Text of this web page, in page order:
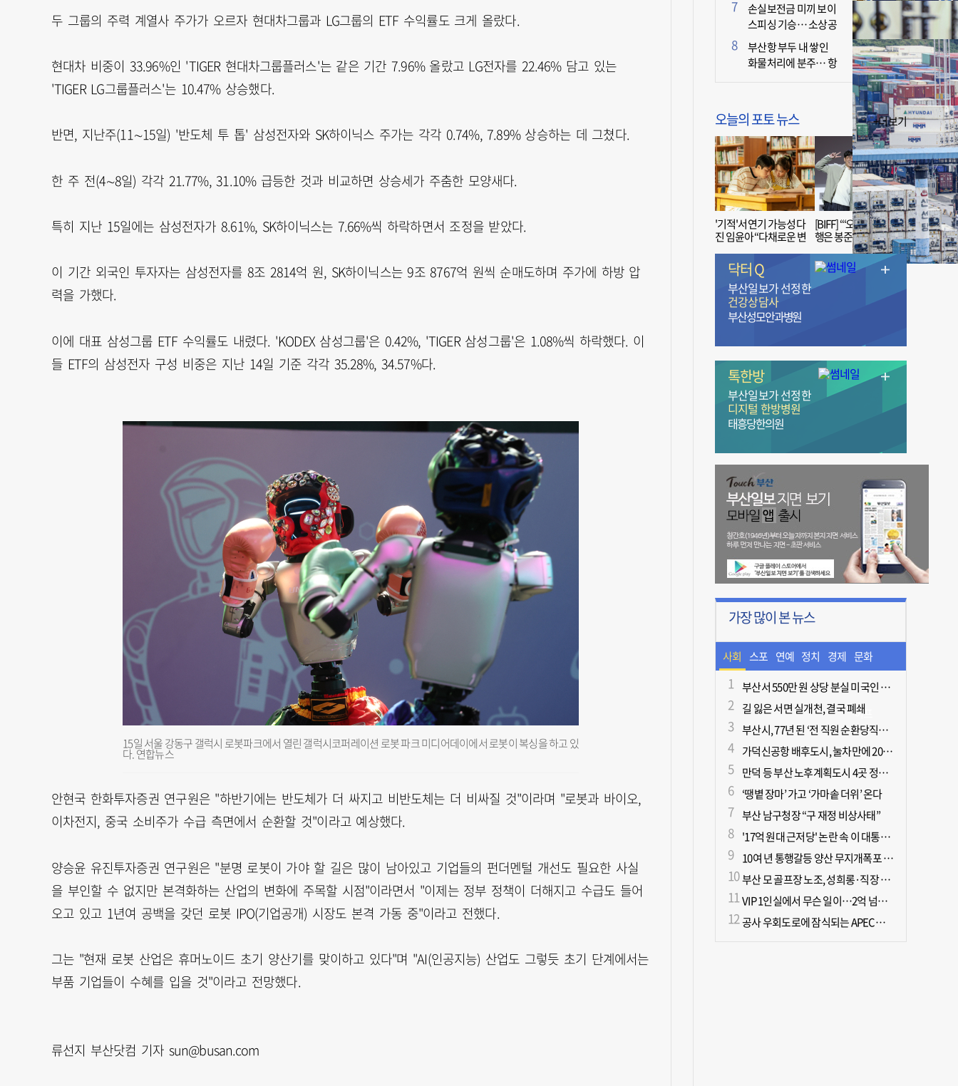
두 그룹의 주력 계열사 주가가 오르자 현대차그룹과 LG그룹의 ETF 수익률도 크게 올랐다.
현대차 비중이 33.96%인 'TIGER 현대차그룹플러스'는 같은 기간 7.96% 올랐고 LG전자를 22.46% 담고 있는
'TIGER LG그룹플러스'는 10.47% 상승했다.
반면, 지난주(11∼15일) '반도체 투 톱' 삼성전자와 SK하이닉스 주가는 각각 0.74%, 7.89% 상승하는 데 그쳤다.
한 주 전(4∼8일) 각각 21.77%, 31.10% 급등한 것과 비교하면 상승세가 주춤한 모양새다.
특히 지난 15일에는 삼성전자가 8.61%, SK하이닉스는 7.66%씩 하락하면서 조정을 받았다.
이 기간 외국인 투자자는 삼성전자를 8조 2814억 원, SK하이닉스는 9조 8767억 원씩 순매도하며 주가에 하방 압
력을 가했다.
이에 대표 삼성그룹 ETF 수익률도 내렸다. 'KODEX 삼성그룹'은 0.42%, 'TIGER 삼성그룹'은 1.08%씩 하락했다. 이
들 ETF의 삼성전자 구성 비중은 지난 14일 기준 각각 35.28%, 34.57%다.
15일 서울 강동구 갤럭시 로봇파크에서 열린 갤럭시코퍼레이션 로봇 파크 미디어데이에서 로봇이 복싱을 하고 있
다. 연합뉴스
안현국 한화투자증권 연구원은 "하반기에는 반도체가 더 싸지고 비반도체는 더 비싸질 것"이라며 "로봇과 바이오,
이차전지, 중국 소비주가 수급 측면에서 순환할 것"이라고 예상했다.
양승윤 유진투자증권 연구원은 "분명 로봇이 가야 할 길은 많이 남아있고 기업들의 펀더멘털 개선도 필요한 사실
을 부인할 수 없지만 본격화하는 산업의 변화에 주목할 시점"이라면서 "이제는 정부 정책이 더해지고 수급도 들어
오고 있고 1년여 공백을 갖던 로봇 IPO(기업공개) 시장도 본격 가동 중"이라고 전했다.
그는 "현재 로봇 산업은 휴머노이드 초기 양산기를 맞이하고 있다"며 "AI(인공지능) 산업도 그렇듯 초기 단계에서는
부품 기업들이 수혜를 입을 것"이라고 전망했다.
류선지 부산닷컴 기자 sun@busan.com
손실보전금 미끼 보이
스피싱 기승… 소상공
인 두 번 운다
부산항 부두 내 쌓인
화물처리에 분주… 항
오늘의 포토 뉴스 +더보기
'기적'서 연기 가능성 다
진 임윤아 “다채로운 변
[BIFF] “‘오징어 게임’ 흥
행은 봉준호 감독 ‘1인
치 장벽’ 무너진 순간”
닥터 Q
부산일보가 선정한
건강상담사
부산성모안과병원
톡한방
부산일보가 선정한
디지털 한방병원
태흥당한의원
가장 많이 본 뉴스
사회 스포
츠
연예 정치 경제 문화
ㆍ라
이프
부산서 550만 원 상당 분실 미국인 관광객, 경찰 도움으로 되찾아
길 잃은 서면 실개천, 결국 폐쇄
부산시, 77년 된 ‘전 직원 순환당직제’ 폐지
가덕신공항 배후도시, 눌차만에 2028년 착공
만덕 등 부산 노후계획도시 4곳 정비기본계획 마련
‘땡볕 장마’ 가고 ‘가마솥 더위’ 온다
부산 남구청장 “구 재정 비상사태”
'17억 원대 근저당' 논란 속 이 대통령, 오늘 국민과 부동산 대토론회
10여 년 통행갈등 양산 무지개폭포 해결되나?
부산 모 골프장 노조, 성희롱·직장 내 괴롭힘으로 이사장 고발
VIP 1인실에서 무슨 일이…2억 넘게 쓴 중독자·불법촬영한 의사
공사 우회도로에 잠식되는 APEC공원… 시민도 나무도 ‘불편’